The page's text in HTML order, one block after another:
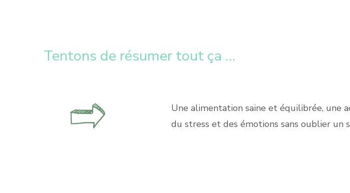
Tentons de résumer tout ça …
Une alimentation saine et équilibrée, une
du stress et des émotions sans oublier un